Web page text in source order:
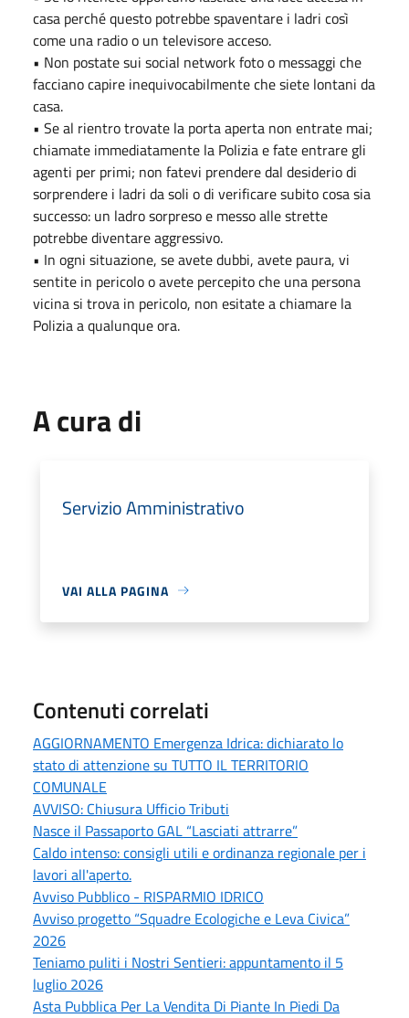
casa perché questo potrebbe spaventare i ladri così
come una radio o un televisore acceso.
• Non postate sui social network foto o messaggi che
facciano capire inequivocabilmente che siete lontani da
casa.
• Se al rientro trovate la porta aperta non entrate mai;
chiamate immediatamente la Polizia e fate entrare gli
agenti per primi; non fatevi prendere dal desiderio di
sorprendere i ladri da soli o di verificare subito cosa sia
successo: un ladro sorpreso e messo alle strette
potrebbe diventare aggressivo.
• In ogni situazione, se avete dubbi, avete paura, vi
sentite in pericolo o avete percepito che una persona
vicina si trova in pericolo, non esitate a chiamare la
Polizia a qualunque ora.
A cura di
Servizio Amministrativo
VAI ALLA PAGINA
Contenuti correlati
AGGIORNAMENTO Emergenza Idrica: dichiarato lo
stato di attenzione su TUTTO IL TERRITORIO
COMUNALE
AVVISO: Chiusura Ufficio Tributi
Nasce il Passaporto GAL “Lasciati attrarre”
Caldo intenso: consigli utili e ordinanza regionale per i
lavori all'aperto.
Avviso Pubblico - RISPARMIO IDRICO
Avviso progetto “Squadre Ecologiche e Leva Civica”
2026
Teniamo puliti i Nostri Sentieri: appuntamento il 5
luglio 2026
Asta Pubblica Per La Vendita Di Piante In Piedi Da